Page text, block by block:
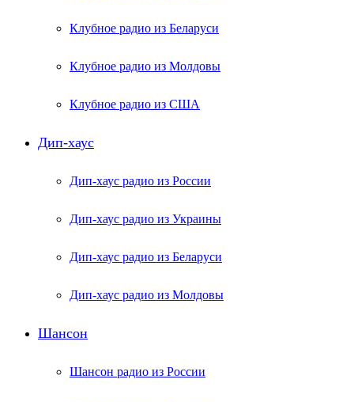
Клубное радио из Беларуси
Клубное радио из Молдовы
Клубное радио из США
Дип-хаус
Дип-хаус радио из России
Дип-хаус радио из Украины
Дип-хаус радио из Беларуси
Дип-хаус радио из Молдовы
Шансон
Шансон радио из России